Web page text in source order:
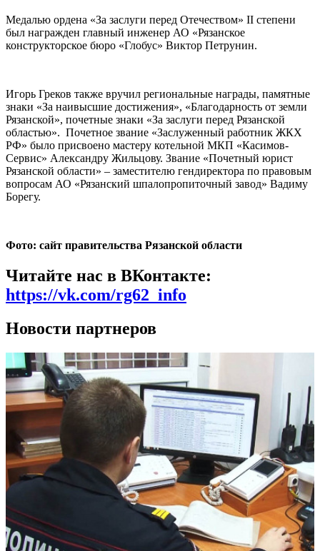
Медалью ордена «За заслуги перед Отечеством» II степени
был награжден главный инженер АО «Рязанское
конструкторское бюро «Глобус» Виктор Петрунин.
Игорь Греков также вручил региональные награды, памятные
знаки «За наивысшие достижения», «Благодарность от земли
Рязанской», почетные знаки «За заслуги перед Рязанской
областью». Почетное звание «Заслуженный работник ЖКХ
РФ» было присвоено мастеру котельной МКП «Касимов-
Сервис» Александру Жильцову. Звание «Почетный юрист
Рязанской области» – заместителю гендиректора по правовым
вопросам АО «Рязанский шпалопропиточный завод» Вадиму
Борегу.
Фото: сайт правительства Рязанской области
Читайте нас в ВКонтакте:
https://vk.com/rg62_info
Новости партнеров